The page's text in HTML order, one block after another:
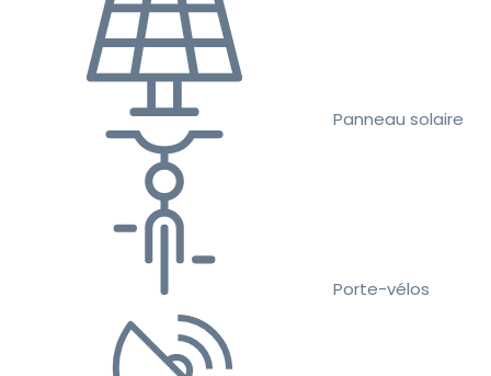
Panneau solaire
Porte-vélos